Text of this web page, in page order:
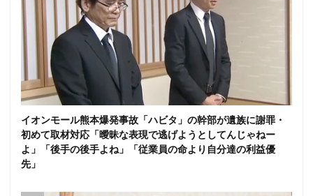
イオンモール熊本爆発事故「ハビタ」の幹部が遺族に謝罪・
初めて取材対応「曖昧な表現で逃げようとしてんじゃねー
よ」「後手の後手よね」「従業員の命より自分達の利益優
先」